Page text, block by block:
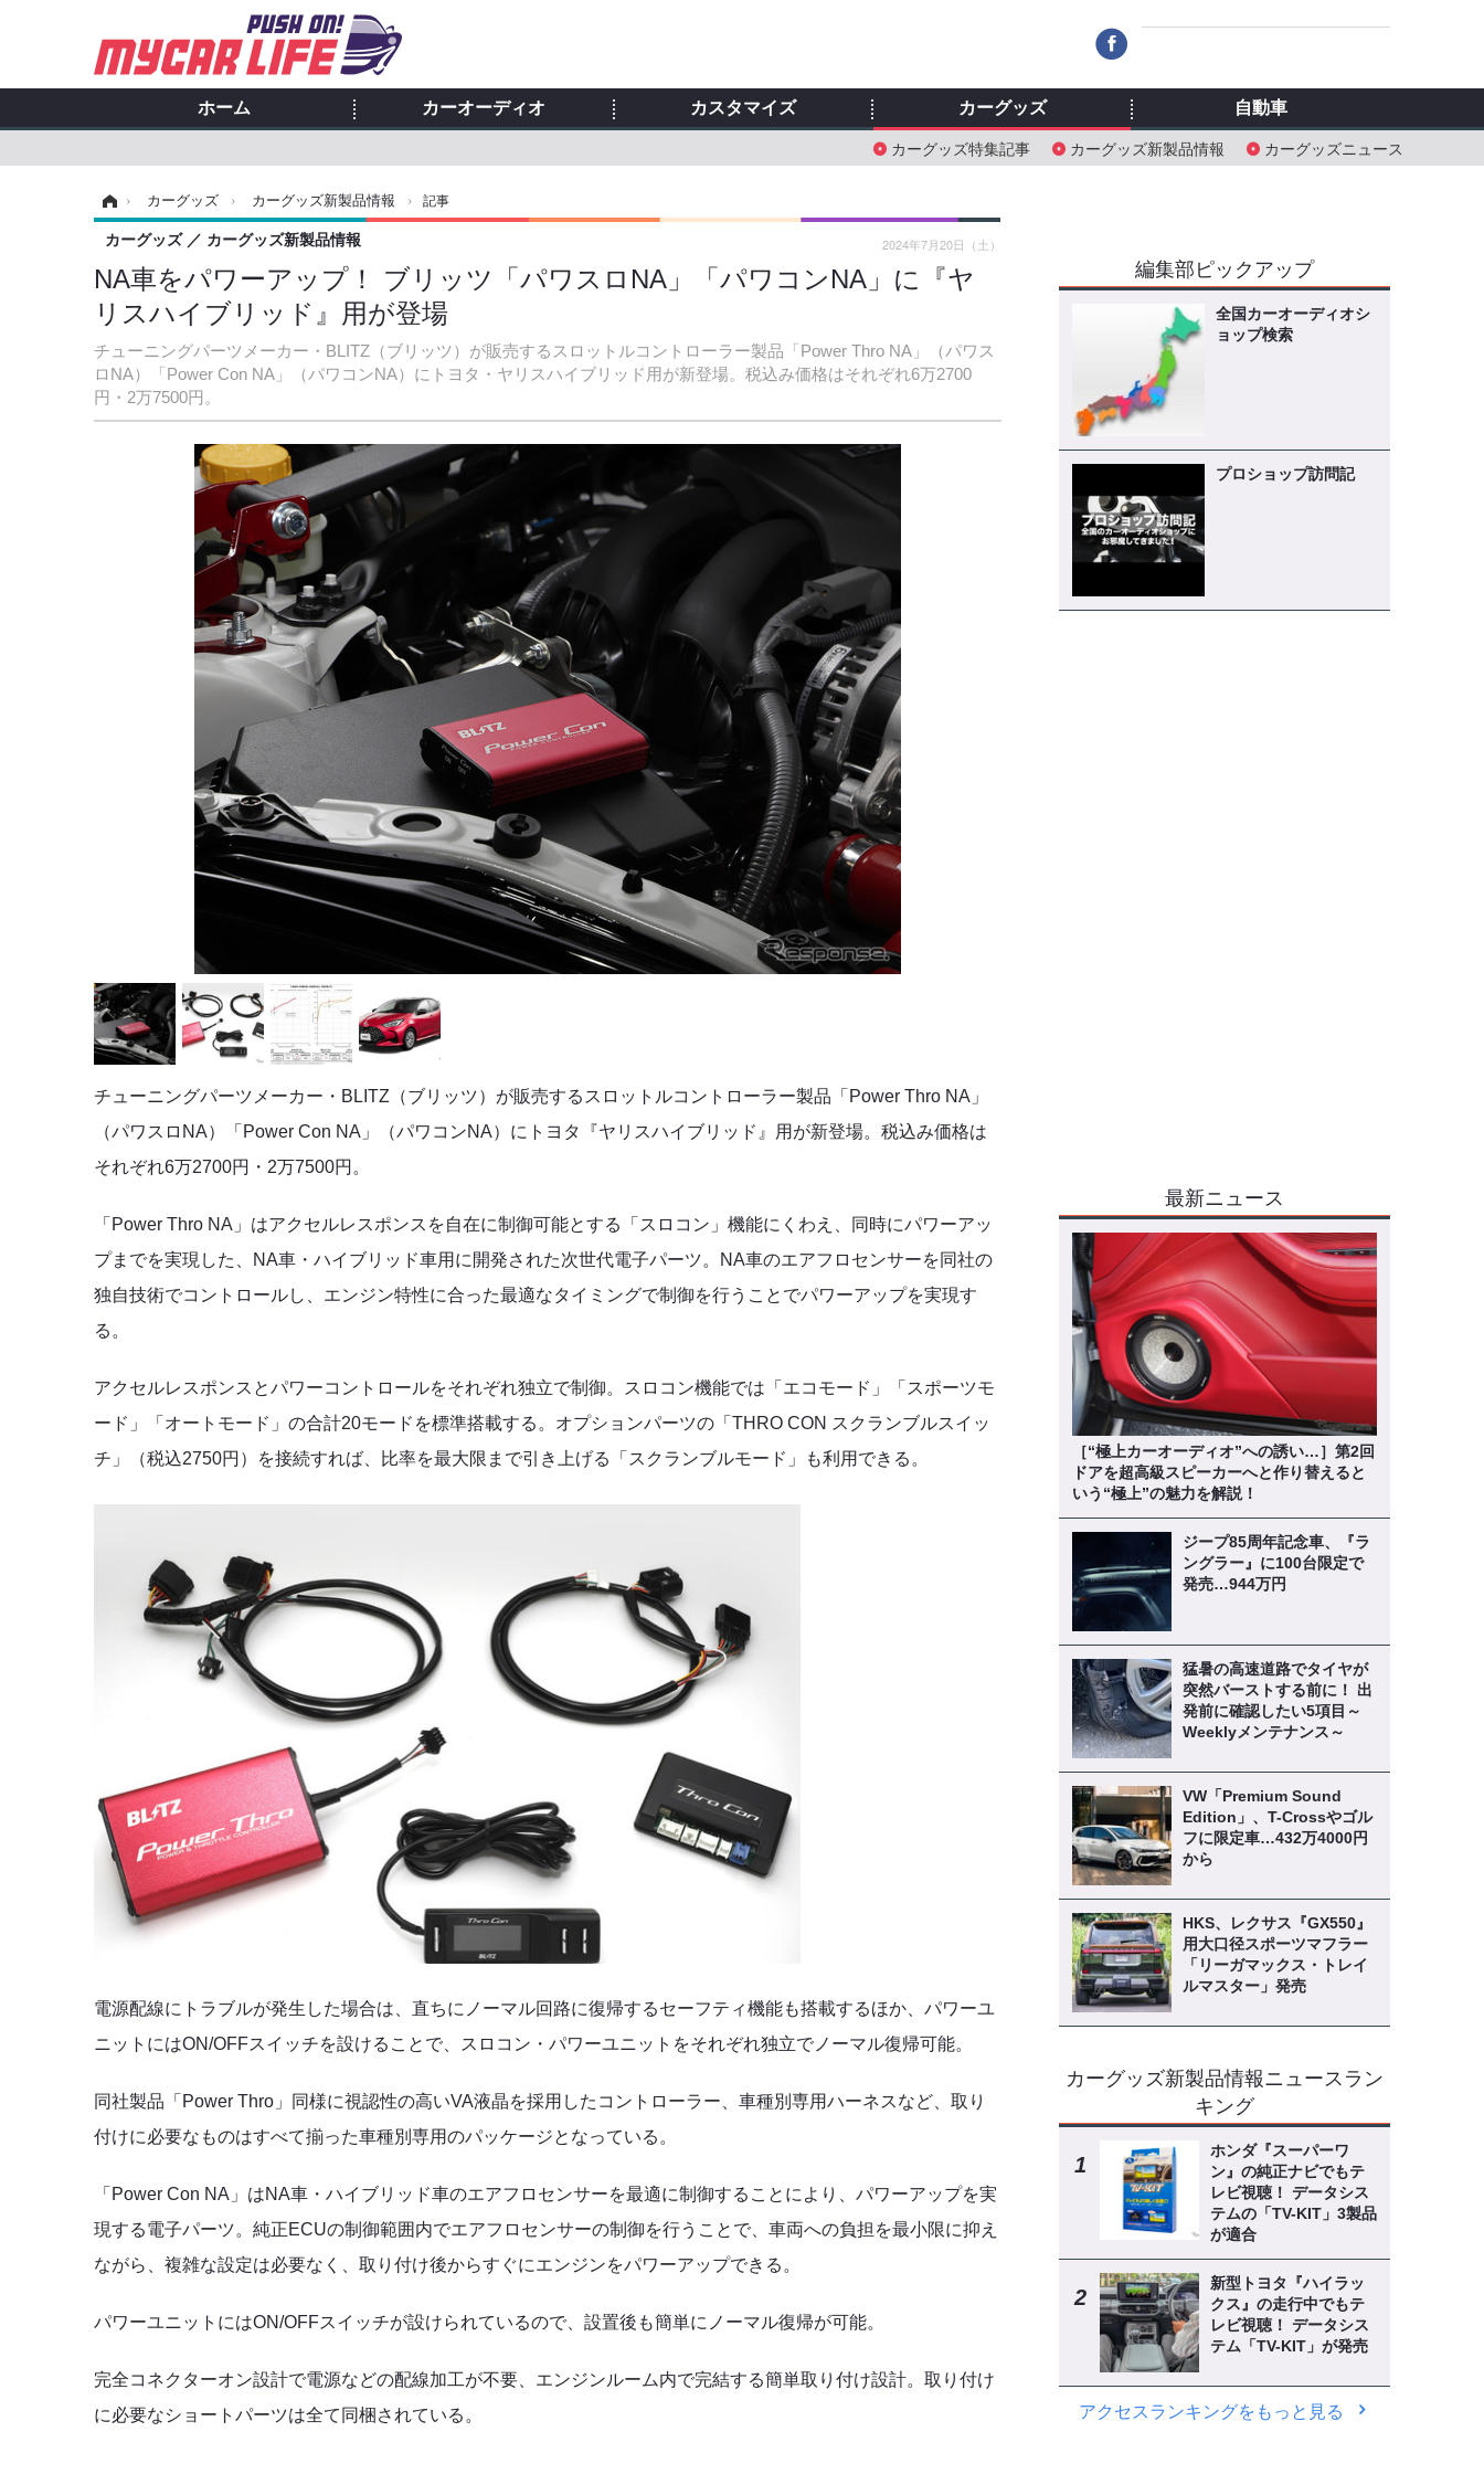
ホーム カーオーディオ カスタマイズ カーグッズ
カーグッズ特集記事 カーグッズ新製品情報 カーグッズニュース
自動車
› カーグッズ › カーグッズ新製品情報 › 記事
NA車をパワーアップ！ ブリッツ「パワスロNA」「パワコンNA」に『ヤ
リスハイブリッド』用が登場
チューニングパーツメーカー・BLITZ（ブリッツ）が販売するスロットルコントローラー製品「Power Thro NA」（パワス
ロNA）「Power Con NA」（パワコンNA）にトヨタ・ヤリスハイブリッド用が新登場。税込み価格はそれぞれ6万2700
円・2万7500円。
カーグッズ カーグッズ新製品情報 2024年7月20日（土）
チューニングパーツメーカー・BLITZ（ブリッツ）が販売する スロットルコントローラー製品「Power Thro NA」
（パワスロNA）「Power Con NA」（パワコンNA） に トヨタ『ヤリスハイブリッド』 用が新登場。税込み価格は
それぞれ6万2700円・2万7500円。
「Power Thro NA」 はアクセルレスポンスを自在に制御可能とする「スロコン」機能にくわえ、同時にパワーアッ
プまでを実現した、 NA車・ハイブリッド車用に開発された次世代電子パーツ。NA車のエアフロセンサーを同社の
独自技術でコントロールし、エンジン特性に合った最適なタイミングで制御を行うことでパワーアップを実現す
る。
アクセルレスポンスとパワーコントロールをそれぞれ独立で制御。スロコン機能では「エコモード」「スポーツモ
ード」「オートモード」の合計20モードを標準搭載する。オプションパーツの「THRO CON スクランブルスイッ
チ」（税込2750円）を接続すれば、比率を最大限まで引き上げる「スクランブルモード」も利用できる。
電源配線にトラブルが発生した場合は、直ちにノーマル回路に復帰するセーフティ機能も搭載するほか、パワーユ
ニットにはON/OFFスイッチを設けることで、スロコン・パワーユニットをそれぞれ独立でノーマル復帰可能。
同社製品「Power Thro」同様に視認性の高いVA液晶を採用したコントローラー、車種別専用ハーネスなど、取り
付けに必要なものはすべて揃った車種別専用のパッケージとなっている。
「Power Con NA」 はNA車・ハイブリッド車のエアフロセンサーを最適に制御することにより、パワーアップを実
現する電子パーツ。純正ECUの制御範囲内でエアフロセンサーの制御を行うことで、車両への負担を最小限に抑え
ながら、複雑な設定は必要なく、取り付け後からすぐにエンジンをパワーアップできる。
パワーユニットにはON/OFFスイッチが設けられているので、設置後も簡単にノーマル復帰が可能。
完全コネクターオン設計で電源などの配線加工が不要、エンジンルーム内で完結する簡単取り付け設計。取り付け
に必要なショートパーツは全て同梱されている。
編集部ピックアップ
全国カーオーディオシ
ョップ検索
プロショップ訪問記
最新ニュース
［“極上カーオーディオ”への誘い…］第2回
ドアを超高級スピーカーへと作り替えると
いう“極上”の魅力を解説！
ジープ85周年記念車、『ラ
ングラー』に100台限定で
発売…944万円
猛暑の高速道路でタイヤが
突然バーストする前に！ 出
発前に確認したい5項目～
Weeklyメンテナンス～
VW「Premium Sound
Edition」、T-Crossやゴル
フに限定車…432万4000円
から
HKS、レクサス『GX550』
用大口径スポーツマフラー
「リーガマックス・トレイ
ルマスター」発売
カーグッズ新製品情報ニュースラン
キング
ホンダ『スーパーワ
ン』の純正ナビでもテ
レビ視聴！ データシス
テムの「TV-KIT」3製品
が適合
新型トヨタ『ハイラッ
クス』の走行中でもテ
レビ視聴！ データシス
テム「TV-KIT」が発売
アクセスランキングをもっと見る